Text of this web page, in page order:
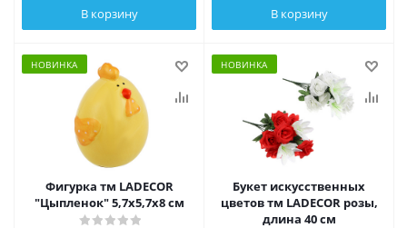
В корзину В корзину
НОВИНКА
Фигурка тм LADECOR
"Цыпленок" 5,7x5,7x8 см
НОВИНКА
Букет искусственных
цветов тм LADECOR розы,
длина 40 см